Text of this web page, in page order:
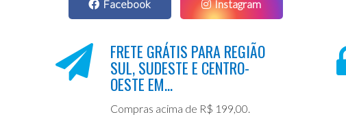
Facebook Instagram
FRETE GRÁTIS PARA REGIÃO
SUL, SUDESTE E CENTRO-
OESTE EM...
Compras acima de R$ 199,00.